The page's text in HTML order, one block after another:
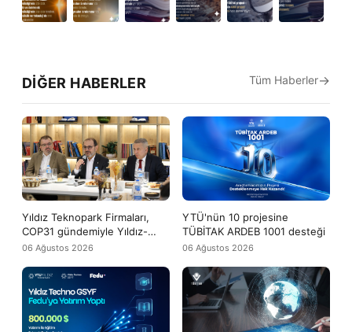
DIĞER HABERLER
Yıldız Teknopark Firmaları,
COP31 gündemiyle Yıldız-
Tech buluşmasında bir araya
06 Ağustos 2026
YTÜ'nün 10 projesine
TÜBİTAK ARDEB 1001 desteği
06 Ağustos 2026
Tüm Haberler